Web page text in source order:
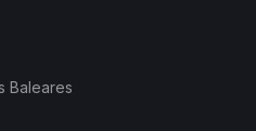
Baleares